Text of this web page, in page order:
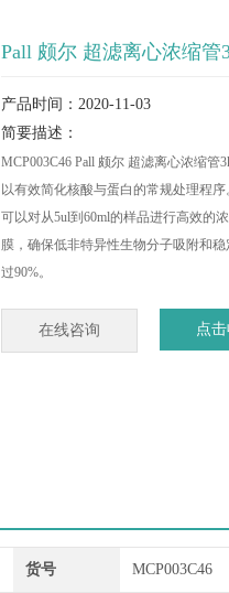
Pall 颇尔 超滤离心浓缩管
产品时间：2020-11-03
简要描述：
MCP003C46 Pall 颇尔 超滤离心浓缩管
以有效简化核酸与蛋白的常规处理程
可以对从5ul到60ml的样品进行高效的
膜，确保低非特异性生物分子吸附和
过90%。
在线咨询 点
货号 MCP003C46